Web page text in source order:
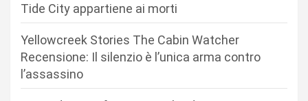
Tide City appartiene ai morti
Yellowcreek Stories The Cabin Watcher
Recensione: Il silenzio è l’unica arma contro
l’assassino